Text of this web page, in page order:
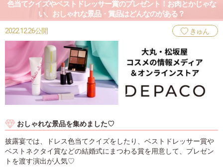
色当てクイズやベストドレッサー賞のプレゼント！お肉とかじゃな
い、おしゃれな景品・賞品はどんなのがある？
2022.12.26公開 きゅん
おしゃれな景品を集めました♡
披露宴では、ドレス色当てクイズをしたり、ベストドレッサー賞や
ベストネクタイ賞などの結婚式にまつわる賞を用意して、プレゼン
トを渡す演出が人気♡